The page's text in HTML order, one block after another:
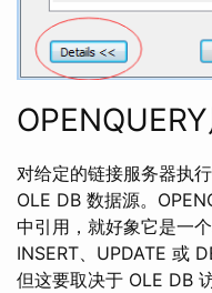
对给定的链接服务器执
OLE DB 数据源。
中引用，就好象它是一
INSERT、UPDATE 或
但这要取决于 OLE DB